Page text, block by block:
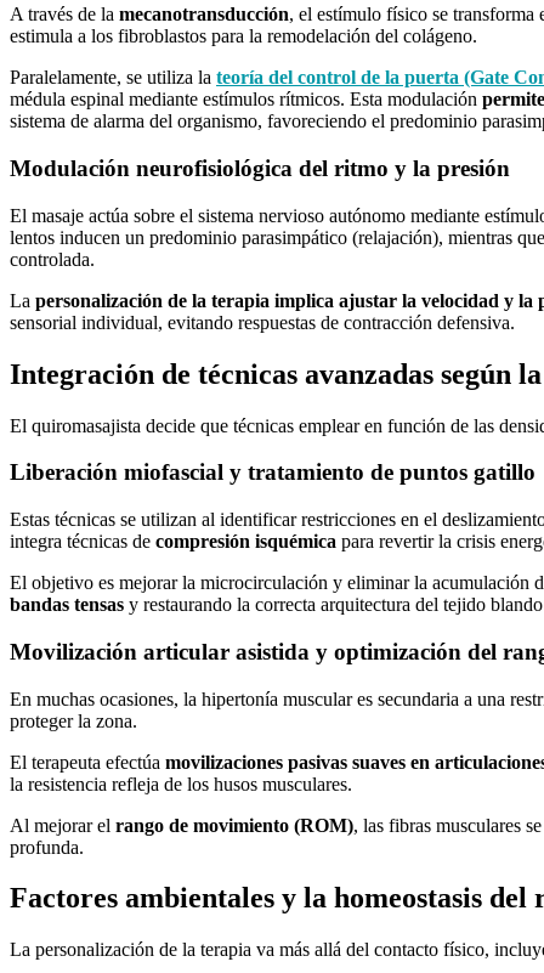
A través de la mecanotransducción, el estímulo físico se transforma
estimula a los fibroblastos para la remodelación del colágeno.
Paralelamente, se utiliza la teoría del control de la puerta (Gate
médula espinal mediante estímulos rítmicos. Esta modulación
sistema de alarma del organismo, favoreciendo el predominio
Modulación neurofisiológica del ritmo y la presión
El masaje actúa sobre el sistema nervioso autónomo mediante
lentos inducen un predominio parasimpático (relajación), mientras
controlada.
La personalización de la terapia implica ajustar la velocidad y la
sensorial individual, evitando respuestas de contracción defensiva.
Integración de técnicas avanzadas según
El quiromasajista decide que técnicas emplear en función de las
Liberación miofascial y tratamiento de puntos gatillo
Estas técnicas se utilizan al identificar restricciones en el
integra técnicas de compresión isquémica para revertir la crisis
El objetivo es mejorar la microcirculación y eliminar la acumulación
bandas tensas y restaurando la correcta arquitectura del tejido
Movilización articular asistida y optimización del
En muchas ocasiones, la hipertonía muscular es secundaria a una
proteger la zona.
El terapeuta efectúa movilizaciones pasivas suaves en
la resistencia refleja de los husos musculares.
Al mejorar el rango de movimiento (ROM), las fibras musculares
profunda.
Factores ambientales y la homeostasis del
La personalización de la terapia va más allá del contacto físico,